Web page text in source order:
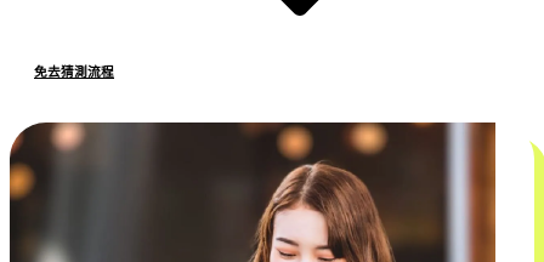
免去猜測流程